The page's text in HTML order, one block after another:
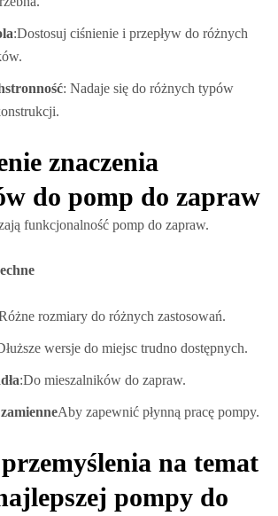
:Dostosuj ciśnienie i przepływ do różnych
: Nadaje się do różnych typów
znaczenia
do pomp do zapraw
funkcjonalność pomp do zapraw.
rozmiary do różnych zastosowań.
wersje do miejsc trudno dostępnych.
:Do mieszalników do zapraw.
Aby zapewnić płynną pracę pompy.
na temat
pompy do